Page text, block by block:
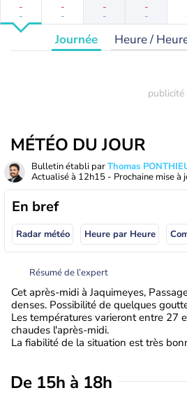
-
-
-
-
-
-
-
-
Journée Heure /
MÉTÉO DU JOUR
Bulletin établi parThomas
Actualisé à 12h15 - Prochaine mise à
En bref
Radar météo Heure par Heure
Résumé de l’expert
Cet après-midi à Jaquimeyes,
denses. Possibilité de quelques
Les températures varieront entre 27
chaudes l'après-midi.
La fiabilité de la situation est très
De 15h à 18h